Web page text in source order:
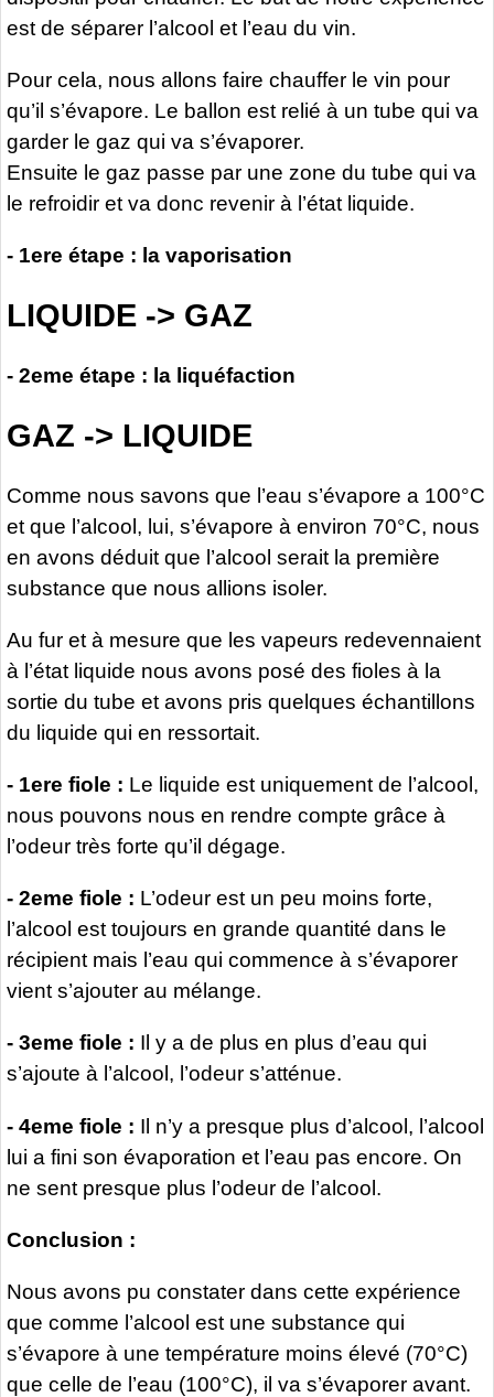
est de séparer l’alcool et l’eau du vin.
Pour cela, nous allons faire chauffer le vin pour
qu’il s’évapore. Le ballon est relié à un tube qui va
garder le gaz qui va s’évaporer.
Ensuite le gaz passe par une zone du tube qui va
le refroidir et va donc revenir à l’état liquide.
- 1ere étape : la vaporisation
LIQUIDE -> GAZ
- 2eme étape : la liquéfaction
GAZ -> LIQUIDE
Comme nous savons que l’eau s’évapore a 100°C
et que l’alcool, lui, s’évapore à environ 70°C, nous
en avons déduit que l’alcool serait la première
substance que nous allions isoler.
Au fur et à mesure que les vapeurs redevennaient
à l’état liquide nous avons posé des fioles à la
sortie du tube et avons pris quelques échantillons
du liquide qui en ressortait.
- 1ere fiole : Le liquide est uniquement de l’alcool,
nous pouvons nous en rendre compte grâce à
l’odeur très forte qu’il dégage.
- 2eme fiole : L’odeur est un peu moins forte,
l’alcool est toujours en grande quantité dans le
récipient mais l’eau qui commence à s’évaporer
vient s’ajouter au mélange.
- 3eme fiole : Il y a de plus en plus d’eau qui
s’ajoute à l’alcool, l’odeur s’atténue.
- 4eme fiole : Il n’y a presque plus d’alcool, l’alcool
lui a fini son évaporation et l’eau pas encore. On
ne sent presque plus l’odeur de l’alcool.
Conclusion :
Nous avons pu constater dans cette expérience
que comme l’alcool est une substance qui
s’évapore à une température moins élevé (70°C)
que celle de l’eau (100°C), il va s’évaporer avant.